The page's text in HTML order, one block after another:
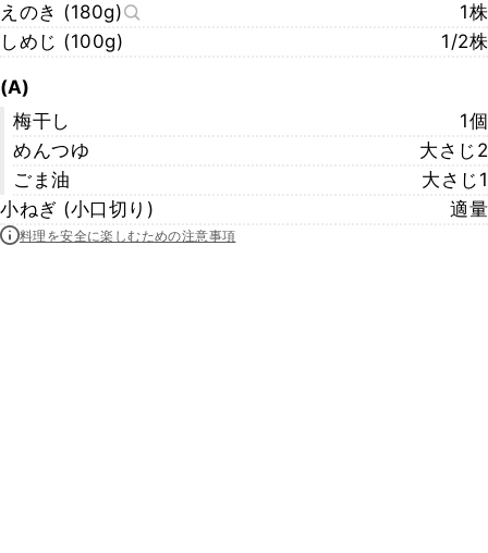
えのき (180g)
1株
しめじ (100g)
1/2株
(A)
梅干し
1個
めんつゆ
大さじ2
ごま油
大さじ1
小ねぎ (小口切り)
適量
料理を安全に楽しむための注意事項